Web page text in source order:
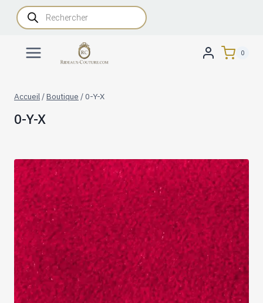
AllerRecherche
de
produits
0
Accueil /Boutique /0-Y-X
0-Y-X